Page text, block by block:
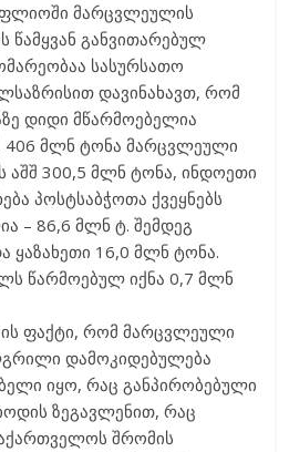
მარცვლეულის
განვითარებულ
სასურსათო
დავინახავთ, რომ
დიდი მწარმოებელია
406 მლნ ტონა მარცვლეული
აშშ 300,5 მლნ ტონა, ინდოეთი
პოსტსაბჭოთა ქვეყნებს
– 86,6 მლნ ტ. შემდეგ
ყაზახეთი 16,0 მლნ ტონა.
წარმოებულ იქნა 0,7 მლნ
ის ფაქტი, რომ მარცვლეული
დამოკიდებულება
იყო, რაც განპირობებული
ზეგავლენით, რაც
შრომის